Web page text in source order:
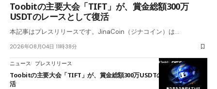
Toobitの主要大会「TIFT」が、賞金総額300万
USDTのレースとして復活
本記事はプレスリリースです。JinaCoin（ジナコイン）は…
2026年08月04日 11時38分
ニュース プレスリリース
Toobitの主要大会「TIFT」が、賞金総額300万USDTのレースとして復
活